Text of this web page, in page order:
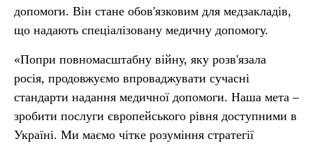
допомоги. Він стане обов'язковим для медзакладів,
що надають спеціалізовану медичну допомогу.
«Попри повномасштабну війну, яку розв'язала
росія, продовжуємо впроваджувати сучасні
стандарти надання медичної допомоги. Наша мета –
зробити послуги європейського рівня доступними в
Україні. Ми маємо чітке розуміння стратегії